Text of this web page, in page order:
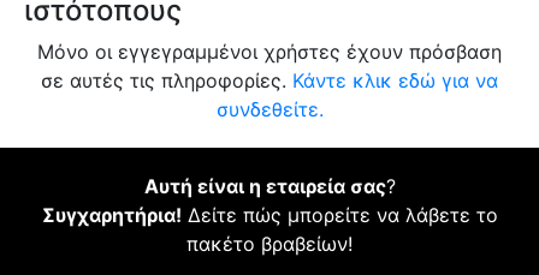
ιστότοπους
Μόνο οι εγγεγραμμένοι χρήστες έχουν πρόσβαση
σε αυτές τις πληροφορίες. Κάντε κλικ εδώ για να
συνδεθείτε.
Αυτή είναι η εταιρεία σας?
Συγχαρητήρια! Δείτε πώς μπορείτε να λάβετε το
πακέτο βραβείων!